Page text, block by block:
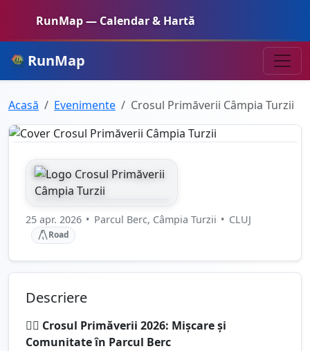
RunMap — Calendar & Hartă
RunMap
Acasă Evenimente Crosul Primăverii Câmpia Turzii
25 apr. 2026 • Parcul Berc, Câmpia Turzii • CLUJ
Road
Descriere
🏃‍♂️ Crosul Primăverii 2026: Mișcare și
Comunitate în Parcul Berc